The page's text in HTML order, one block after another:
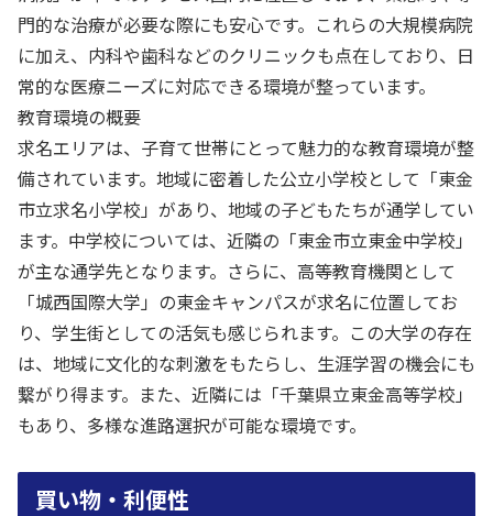
門的な治療が必要な際にも安心です。これらの大規模病院
に加え、内科や歯科などのクリニックも点在しており、日
常的な医療ニーズに対応できる環境が整っています。
教育環境の概要
求名エリアは、子育て世帯にとって魅力的な教育環境が整
備されています。地域に密着した公立小学校として「東金
市立求名小学校」があり、地域の子どもたちが通学してい
ます。中学校については、近隣の「東金市立東金中学校」
が主な通学先となります。さらに、高等教育機関として
「城西国際大学」の東金キャンパスが求名に位置してお
り、学生街としての活気も感じられます。この大学の存在
は、地域に文化的な刺激をもたらし、生涯学習の機会にも
繋がり得ます。また、近隣には「千葉県立東金高等学校」
もあり、多様な進路選択が可能な環境です。
買い物・利便性